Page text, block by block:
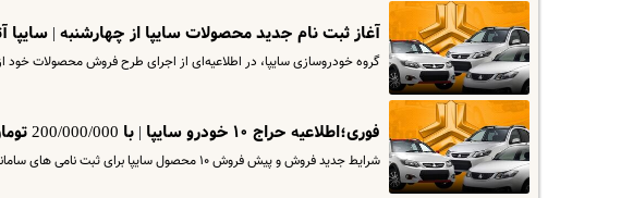
آغاز ثبت نام جدید محصولات سایپا از چهارشنبه |
گروه خودروسازی سایپا، در اطلاعیه‌ای از اجرای طرح فروش محصولات خود از روز چهارشنبه
فوری؛اطلاعیه حراج ۱۰ خودرو سایپا | با 200/000/000 تومان بودجه از سایپا خودرو بخرید
شرایط جدید فروش و پیش فروش ۱۰ محصول سایپا برای ثبت نامی های سامانه یکپارچه اعلام شد.